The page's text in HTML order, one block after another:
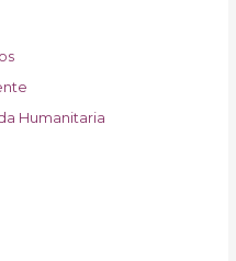
Humanitaria